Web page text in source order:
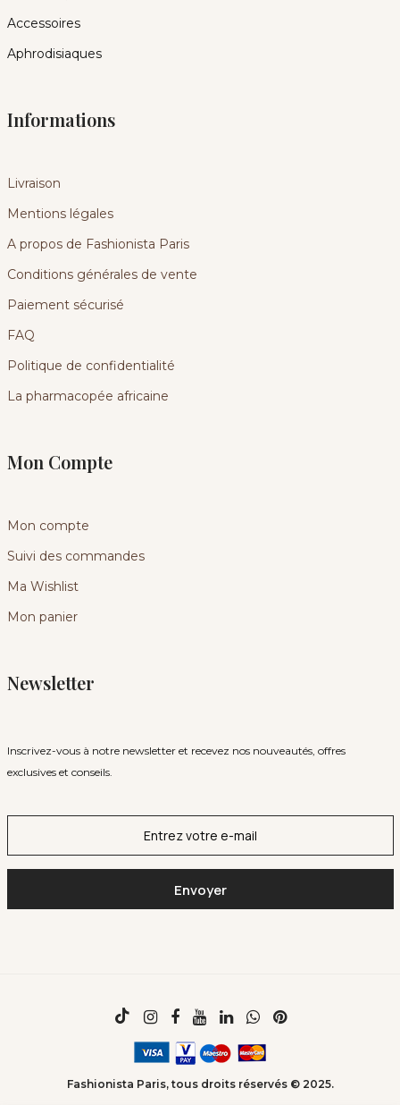
Accessoires
Aphrodisiaques
Informations
Livraison
Mentions légales
A propos de Fashionista Paris
Conditions générales de vente
Paiement sécurisé
FAQ
Politique de confidentialité
La pharmacopée africaine
Mon Compte
Mon compte
Suivi des commandes
Ma Wishlist
Mon panier
Newsletter
Inscrivez-vous à notre newsletter et recevez nos nouveautés, offres
exclusives et conseils.
Fashionista Paris, tous droits réservés © 2025.